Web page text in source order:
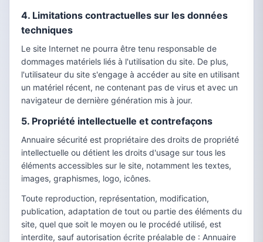
4. Limitations contractuelles sur les données
techniques
Le site Internet ne pourra être tenu responsable de
dommages matériels liés à l'utilisation du site. De plus,
l'utilisateur du site s'engage à accéder au site en utilisant
un matériel récent, ne contenant pas de virus et avec un
navigateur de dernière génération mis à jour.
5. Propriété intellectuelle et contrefaçons
Annuaire sécurité est propriétaire des droits de propriété
intellectuelle ou détient les droits d'usage sur tous les
éléments accessibles sur le site, notamment les textes,
images, graphismes, logo, icônes.
Toute reproduction, représentation, modification,
publication, adaptation de tout ou partie des éléments du
site, quel que soit le moyen ou le procédé utilisé, est
interdite, sauf autorisation écrite préalable de : Annuaire